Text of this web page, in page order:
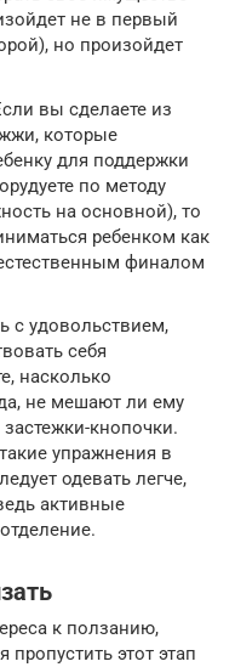
не в первый
но произойдет
вы сделаете из
которые
для поддержки
по методу
на основной), то
ребенком как
финалом
с удовольствием,
себя
насколько
не мешают ли ему
кнопочки.
упражнения в
одевать легче,
активные
к ползанию,
пропустить этот этап